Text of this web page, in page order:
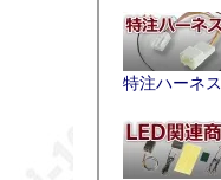
特注ハーネス